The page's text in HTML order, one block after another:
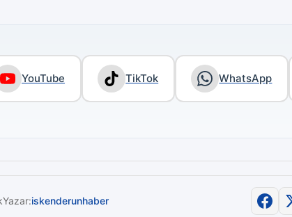
YouTube TikTok WhatsApp
Yazar:iskenderunhaber